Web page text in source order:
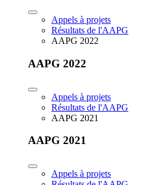
Appels à projets
Résultats de l'AAPG
AAPG 2022
AAPG 2022
Appels à projets
Résultats de l'AAPG
AAPG 2021
AAPG 2021
Appels à projets